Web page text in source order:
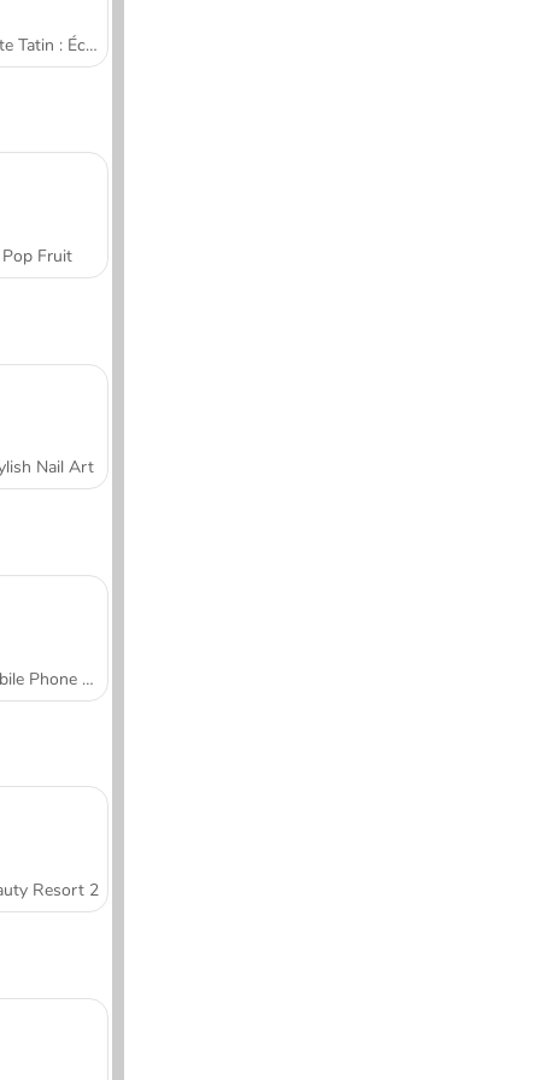
Tarte Tatin : École de cuisine de Sara
Pop Fruit
Nail Art
Mobile Phone Case Design & DIY
Resort 2